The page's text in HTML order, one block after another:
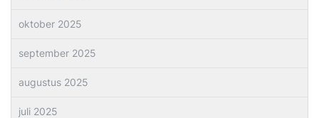
oktober 2025
september 2025
augustus 2025
juli 2025